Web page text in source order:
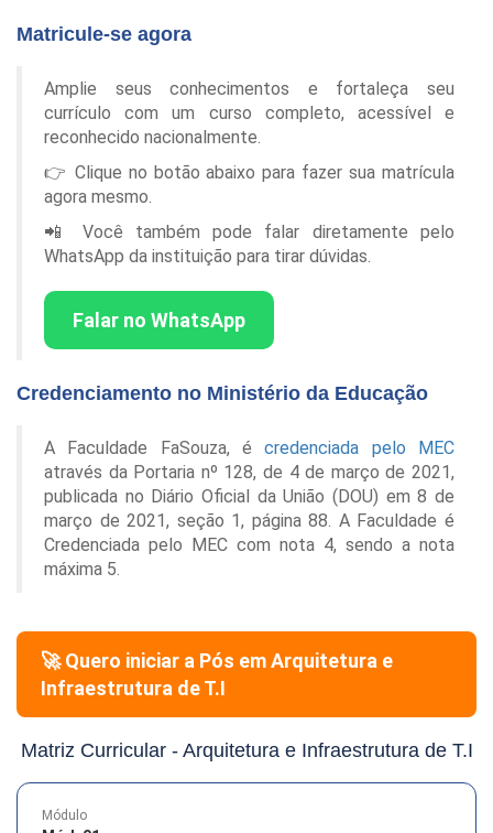
Matricule-se agora
Amplie seus conhecimentos e fortaleça seu
currículo com um curso completo, acessível e
reconhecido nacionalmente.
👉 Clique no botão abaixo para fazer sua matrícula
agora mesmo.
📲 Você também pode falar diretamente pelo
WhatsApp da instituição para tirar dúvidas.
Falar no WhatsApp
Credenciamento no Ministério da Educação
A Faculdade FaSouza, écredenciada pelo MEC
através da Portaria nº 128, de 4 de março de 2021,
publicada no Diário Oficial da União (DOU) em 8 de
março de 2021, seção 1, página 88. A Faculdade é
Credenciada pelo MEC com nota 4, sendo a nota
máxima 5.
🚀 Quero iniciar a Pós emArquitetura e
Infraestrutura de T.I
Matriz Curricular - Arquitetura e Infraestrutura de T.I
Módulo